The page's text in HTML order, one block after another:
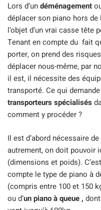
Lors d’undéménagement
déplacer son piano hors
l’objet d’un vrai casse tête
Tenant en compte du fait
porter, on prend des
déplacer nous-même, par
il est, il nécessite des
transporté. Ce qui
transporteurs spécialisés
comment y procéder ?
Il est d’abord nécessaire
autrement, on doit pouvoir
(dimensions et poids).
compte le type de piano à
(compris entre 100 et 150
ou d’un piano à queue ,